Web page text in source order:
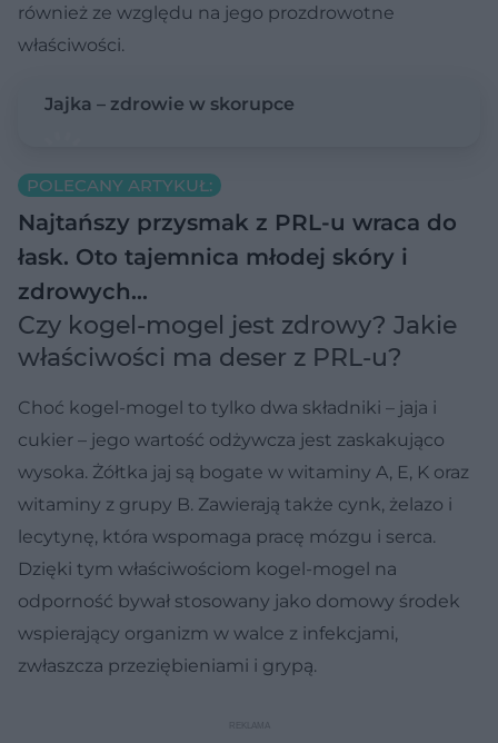
również ze względu na jego prozdrowotne
właściwości.
Jajka – zdrowie w skorupce
POLECANY ARTYKUŁ:
Najtańszy przysmak z PRL-u wraca do
łask. Oto tajemnica młodej skóry i
zdrowych…
Czy kogel-mogel jest zdrowy? Jakie
właściwości ma deser z PRL-u?
Choć kogel-mogel to tylko dwa składniki – jaja i
cukier – jego wartość odżywcza jest zaskakująco
wysoka. Żółtka jaj są bogate w witaminy A, E, K oraz
witaminy z grupy B. Zawierają także cynk, żelazo i
lecytynę, która wspomaga pracę mózgu i serca.
Dzięki tym właściwościom kogel-mogel na
odporność bywał stosowany jako domowy środek
wspierający organizm w walce z infekcjami,
zwłaszcza przeziębieniami i grypą.